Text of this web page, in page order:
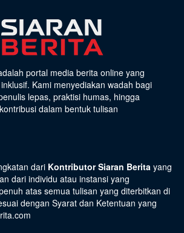
portal media berita online yang
Kami menyediakan wadah bagi
lepas, praktisi humas, hingga
dalam bentuk tulisan
dari Kontributor Siaran Berita yang
dari individu atau instansi yang
atas semua tulisan yang diterbitkan di
dengan Syarat dan Ketentuan yang